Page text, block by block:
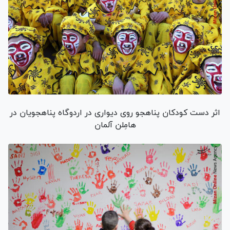
اثر دست کودکان پناهجو روی دیواری در اردوگاه پناهجویان در
هامِلن آلمان